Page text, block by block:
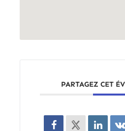
PARTAGEZ CET